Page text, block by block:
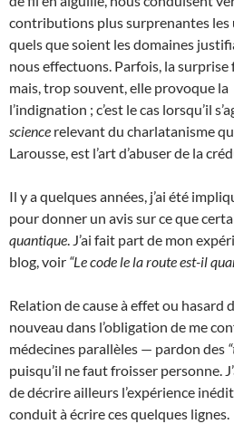
contributions plus surprenantes les
quels que soient les domaines
nous effectuons. Parfois, la
mais, trop souvent, elle provoque
l’indignation ; c’est le cas lorsqu’il
science relevant du charlatanisme
Larousse, est l’art d’abuser de la
Il y a quelques années, j’ai été
pour donner un avis sur ce que
quantique. J’ai fait part de mon
blog, voir “Le code le la route est-il
Relation de cause à effet ou hasard
nouveau dans l’obligation de me
médecines parallèles — pardon des
puisqu’il ne faut froisser personne.
de décrire ailleurs l’expérience
conduit à écrire ces quelques lignes.